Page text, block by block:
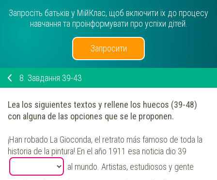
Запросіть батьків у МійКлас, щоб включити їх до процесу
навчання та проінформувати про успіхи дітей.
Запросити
8. Завдання 39-43
Lea los siguientes textos y rellene los huecos (39-48)
con alguna de las opciones que se le proponen.
¡Han robado La Gioconda, el retrato más famoso de toda la
historia de la pintura! En el año 1911 esa noticia dio 39
al mundo. Artistas, estudiosos y gente